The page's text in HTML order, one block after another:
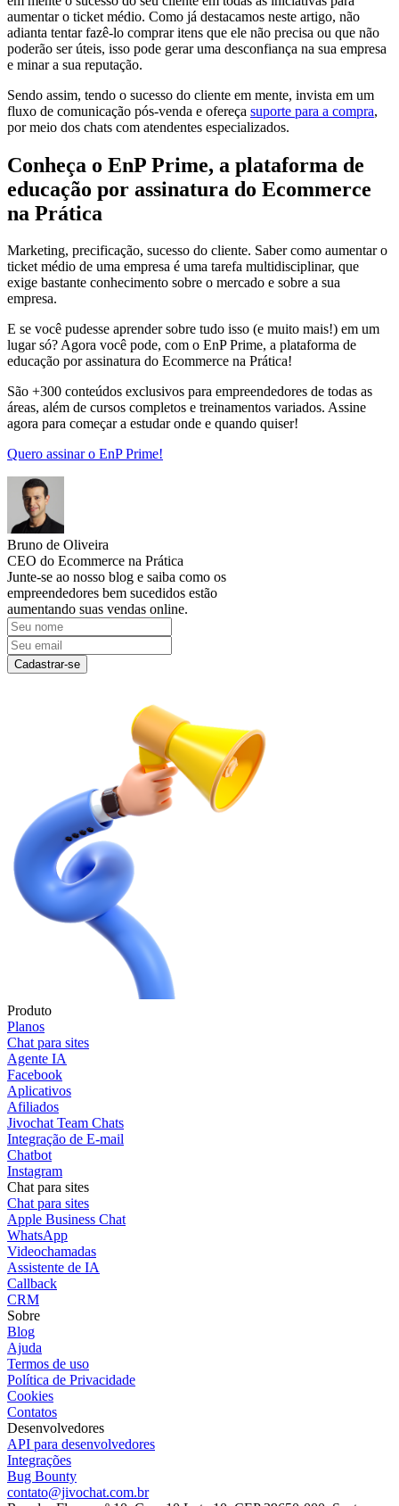
aumentar o ticket médio. Como já destacamos neste artigo, não
adianta tentar fazê-lo comprar itens que ele não precisa ou que não
poderão ser úteis, isso pode gerar uma desconfiança na sua empresa
e minar a sua reputação.
Sendo assim, tendo o sucesso do cliente em mente, invista em um
fluxo de comunicação pós-venda e ofereça suporte para a compra,
por meio dos chats com atendentes especializados.
Conheça o EnP Prime, a plataforma de
educação por assinatura do Ecommerce
na Prática
Marketing, precificação, sucesso do cliente. Saber como aumentar o
ticket médio de uma empresa é uma tarefa multidisciplinar, que
exige bastante conhecimento sobre o mercado e sobre a sua
empresa.
E se você pudesse aprender sobre tudo isso (e muito mais!) em um
lugar só? Agora você pode, com o EnP Prime, a plataforma de
educação por assinatura do Ecommerce na Prática!
São +300 conteúdos exclusivos para empreendedores de todas as
áreas, além de cursos completos e treinamentos variados. Assine
agora para começar a estudar onde e quando quiser!
Quero assinar o EnP Prime!
Bruno de Oliveira
CEO do Ecommerce na Prática
Junte-se ao nosso blog e saiba como os
empreendedores bem sucedidos estão
aumentando suas vendas online.
Cadastrar-se
Produto
Planos
Chat para sites
Agente IA
Facebook
Aplicativos
Afiliados
Jivochat Team Chats
Integração de E-mail
Chatbot
Instagram
Chat para sites
Chat para sites
Apple Business Chat
WhatsApp
Videochamadas
Assistente de IA
Callback
CRM
Sobre
Blog
Ajuda
Termos de uso
Política de Privacidade
Cookies
Contatos
Desenvolvedores
API para desenvolvedores
Integrações
Bug Bounty
contato@jivochat.com.br